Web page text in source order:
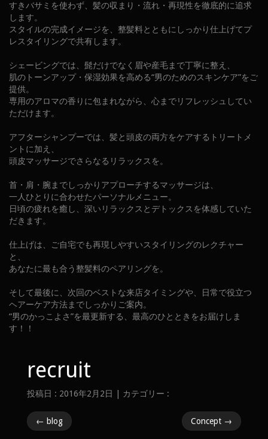
すきバサミを使わず、髪の収まり・流れ・再現性を徹底的に追求
します。
スタイルの完成イメージを、整髪料とともにしっかり仕上げてプ
レスタイリングで共有します。
シェービングでは、髭だけでなく眉や産毛まで丁寧に整え、
肌のトーンアップ・保湿効果を高める“男のためのスキンケア”をご
提供。
専用のアロマの香りに包まれながら、心までリフレッシュしてい
ただけます。
アフターシャンプーでは、髪と頭皮の両方をケアするトリートメ
ントに加え、
頭皮マッサージでさらなるリラックスを。
首・肩・腕までしっかりアプローチするマッサージは、
一人ひとりに合わせたパーソナルメニュー。
日頃の疲れを癒し、深いリラックスとデトックスを体感していた
だきます。
仕上げは、ご自宅でも再現しやすいスタイリングのレクチャー
と、
あなたに最も合う整髪料のペアリングを。
そして最後に、次回のベストな来店タイミングや、日常で役立つ
ヘアーケア方法までしっかりご案内。
“男のかっこよさ”を最更新する、最高のひとときをお届けしま
す！！
recruit
投稿日 : 2016年2月2日 | カテゴリー :
← blog Concept →